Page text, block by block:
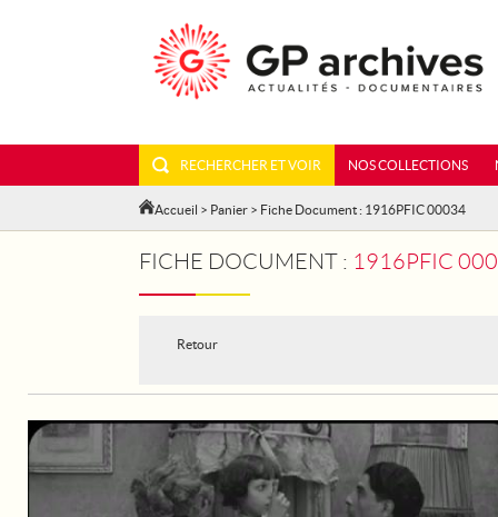
RECHERCHER ET VOIR NOS COLLECTIONS
Accueil > Panier > Fiche Document : 1916PFIC 00034
FICHE DOCUMENT : 1916PFIC
Retour